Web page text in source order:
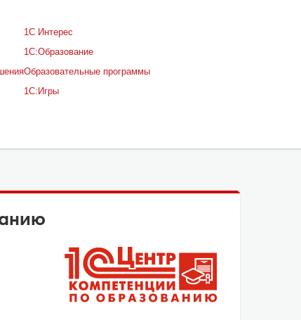
1С Интерес
1С:Образование
Образовательные программы
1С:Игры